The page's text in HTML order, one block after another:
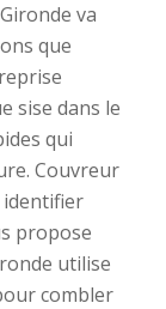
va
que
sise dans le
qui
Couvreur
identifier
propose
utilise
combler